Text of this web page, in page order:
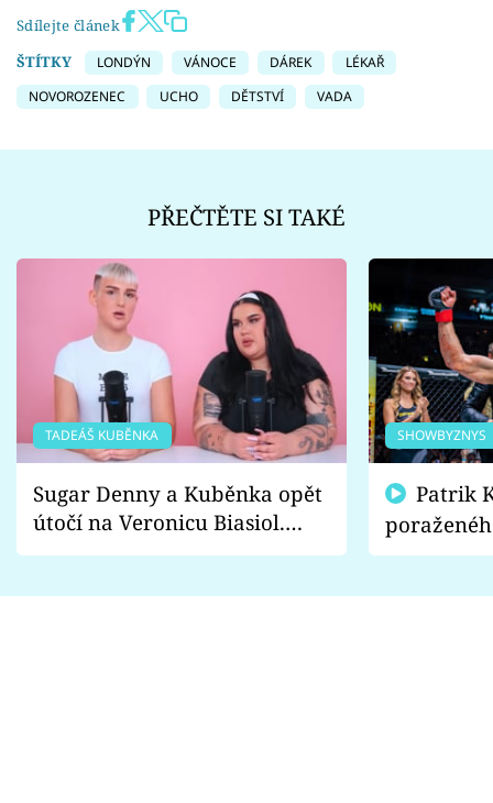
Sdílejte článek
ŠTÍTKY
LONDÝN VÁNOCE DÁREK
LÉKAŘ
NOVOROZENEC
UCHO DĚTSTVÍ VADA
PŘEČTĚTE SI TAKÉ
TADEÁŠ KUBĚNKA
Sugar Denny a Kuběnka opět
útočí na Veronicu Biasiol.
Proč je podle nich falešná a
SHOWBYZNYS
fanoušci